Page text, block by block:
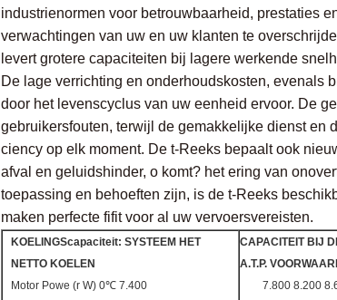
industrienormen voor betrouwbaarheid, prestaties
verwachtingen van uw en uw klanten te
levert grotere capaciteiten bij lagere werkende
De lage verrichting en onderhoudskosten, evenals
door het levenscyclus van uw eenheid ervoor. De
gebruikersfouten, terwijl de gemakkelijke dienst en
ciency op elk moment. De t-Reeks bepaalt ook
afval en geluidshinder, o komt? het ering van
toepassing en behoeften zijn, is de t-Reeks
maken perfecte fifit voor al uw vervoersvereisten.
KOELINGScapaciteit: SYSTEEM HET
NETTO KOELEN
Motor Powe (r W) 0℃ 7.400
CAPACITEIT BIJ
A.T.P.
7.800 8.200